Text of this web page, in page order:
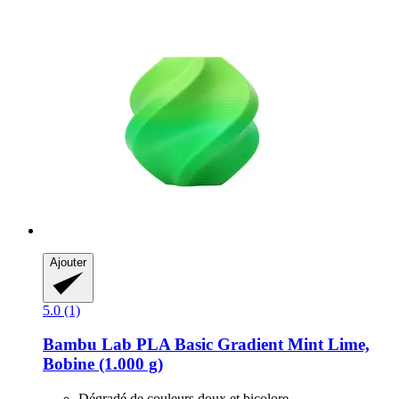
Ajouter
5.0 (1)
Bambu Lab PLA Basic Gradient Mint Lime,
Bobine (1.000 g)